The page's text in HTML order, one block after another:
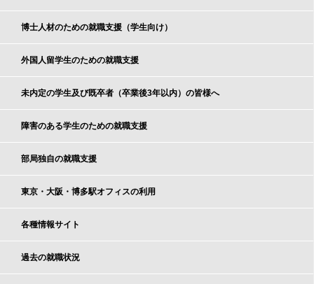
博士人材のための就職支援（学生向け）
外国人留学生のための就職支援
未内定の学生及び既卒者（卒業後3年以内）の皆様へ
障害のある学生のための就職支援
部局独自の就職支援
東京・大阪・博多駅オフィスの利用
各種情報サイト
過去の就職状況